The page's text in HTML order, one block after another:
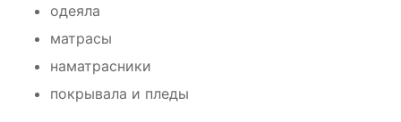
одеяла
матрасы
наматрасники
покрывала и пледы